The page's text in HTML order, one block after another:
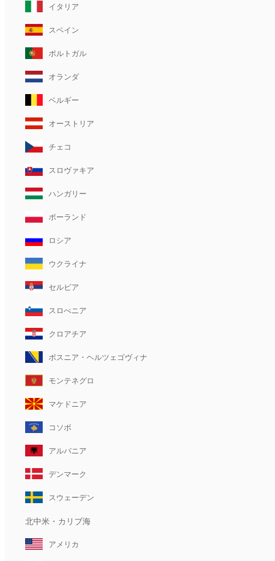
イタリア
スペイン
ポルトガル
オランダ
ベルギー
オーストリア
チェコ
スロヴァキア
ハンガリー
ポーランド
ロシア
ウクライナ
セルビア
スロべニア
クロアチア
ボスニア・ヘルツェゴヴィナ
モンテネグロ
マケドニア
コソボ
アルバニア
デンマーク
スウェーデン
北中米・カリブ海
アメリカ